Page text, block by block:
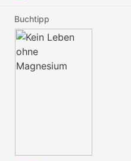
Buchtipp